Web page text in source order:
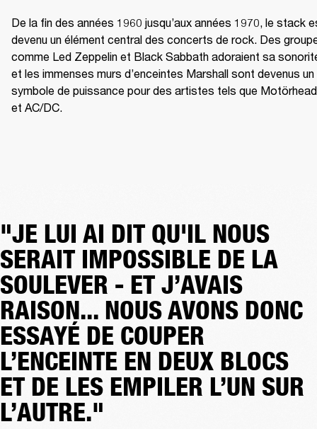
De la fin des années 1960 jusqu’aux années 1970, le stack
devenu un élément central des concerts de rock. Des
comme Led Zeppelin et Black Sabbath adoraient sa
et les immenses murs d’enceintes Marshall sont devenus un
symbole de puissance pour des artistes tels que Motörhead
et AC/DC.
"JE LUI AI DIT QU'IL NOUS
SERAIT IMPOSSIBLE DE LA
SOULEVER - ET J’AVAIS
RAISON... NOUS AVONS DONC
ESSAYÉ DE COUPER
L’ENCEINTE EN DEUX BLOCS
ET DE LES EMPILER L’UN SUR
L’AUTRE."